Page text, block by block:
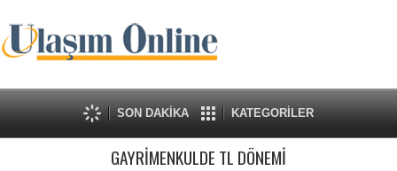
SON DAKİKA KATEGORİLER
GAYRİMENKULDE TL DÖNEMİ